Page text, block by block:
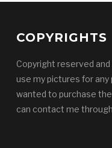
COPYRIGHTS
Copyright reserved
use my pictures for
wanted to purchase
can contact me